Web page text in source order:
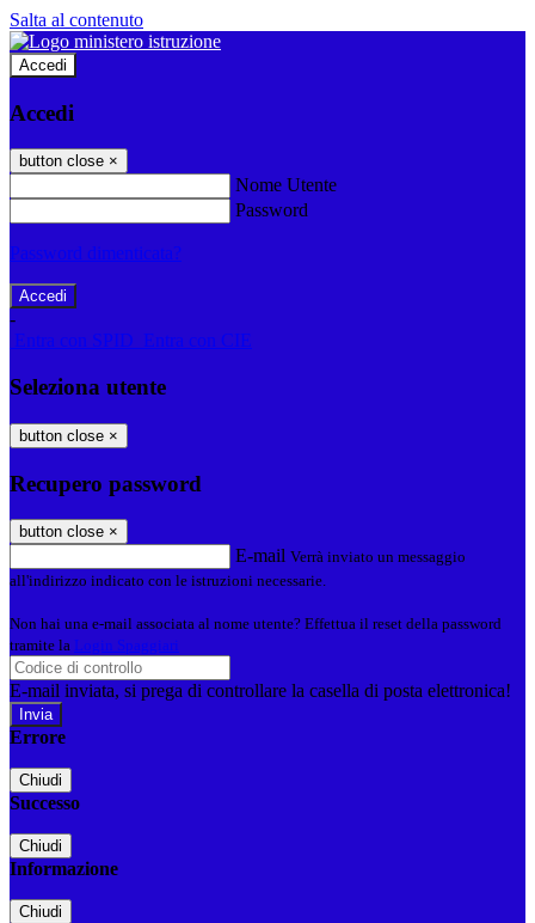
Salta al contenuto
Accedi
Accedi
button close ×
Nome Utente
Password
Password dimenticata?
-
Entra con SPID
Entra con CIE
Seleziona utente
button close ×
Recupero password
button close ×
E-mail Verrà inviato un messaggio
all'indirizzo indicato con le istruzioni necessarie.
Non hai una e-mail associata al nome utente? Effettua il reset della password
tramite la Login Spaggiari
E-mail inviata, si prega di controllare la casella di posta elettronica!
Errore
Chiudi
Successo
Chiudi
Informazione
Chiudi